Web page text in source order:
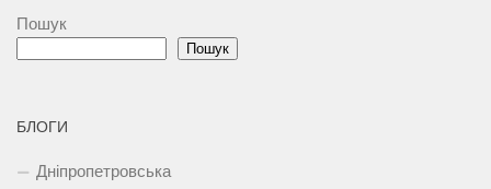
Пошук
Пошук
БЛОГИ
Дніпропетровська